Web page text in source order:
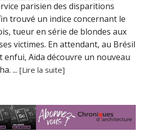
parisien des disparitions
trouvé un indice concernant le
tueur en série de blondes aux
victimes. En attendant, au Brésil
enfui, Aïda découvre un nouveau
...[Lire la suite]